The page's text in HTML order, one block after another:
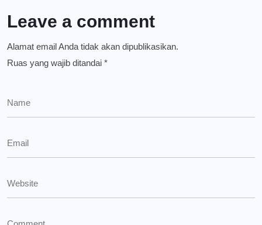
Leave a comment
Alamat email Anda tidak akan dipublikasikan.
Ruas yang wajib ditandai *